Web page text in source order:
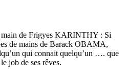
main de Frigyes KARINTHY : Si
de mains de Barack OBAMA,
qui connait quelqu’un …. que
job de ses rêves.